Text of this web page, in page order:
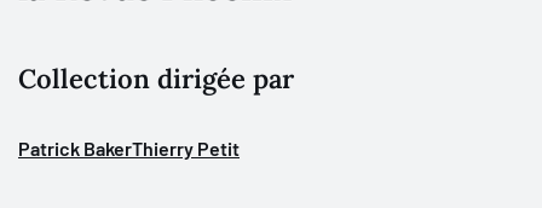
Collection dirigée par
Patrick BakerThierry Petit